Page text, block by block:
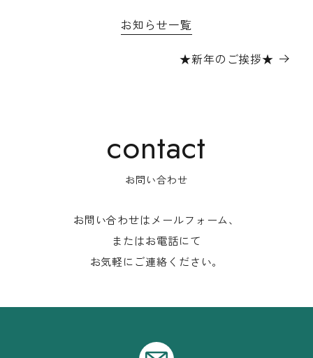
お知らせ一覧
★新年のご挨拶★
お問い合わせ
お問い合わせはメールフォーム、
またはお電話にて
お気軽にご連絡ください。